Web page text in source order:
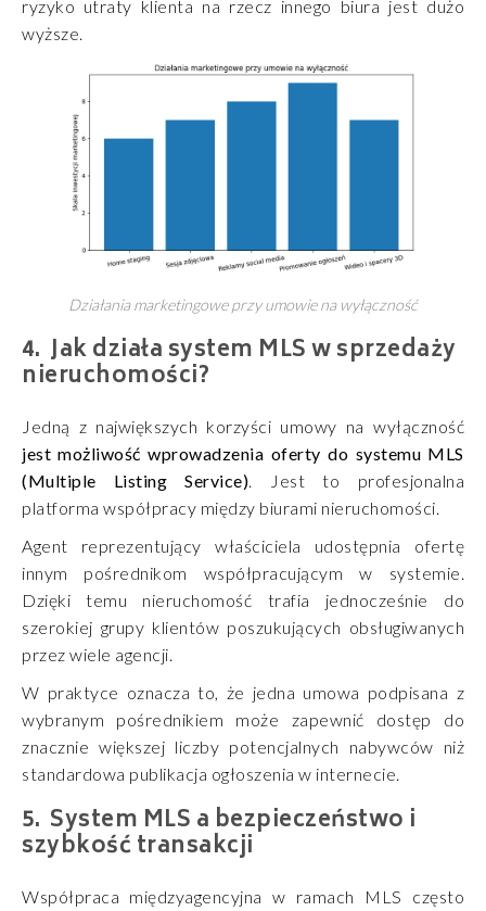
ryzyko utraty klienta na rzecz innego biura jest dużo
wyższe.
Działania marketingowe przy umowie na wyłączność
Jak działa system MLS w sprzedaży
nieruchomości?
Jedną z największych korzyści umowy na wyłączność
jest możliwość wprowadzenia oferty do systemu MLS
(Multiple Listing Service). Jest to profesjonalna
platforma współpracy między biurami nieruchomości.
Agent reprezentujący właściciela udostępnia ofertę
innym pośrednikom współpracującym w systemie.
Dzięki temu nieruchomość trafia jednocześnie do
szerokiej grupy klientów poszukujących obsługiwanych
przez wiele agencji.
W praktyce oznacza to, że jedna umowa podpisana z
wybranym pośrednikiem może zapewnić dostęp do
znacznie większej liczby potencjalnych nabywców niż
standardowa publikacja ogłoszenia w internecie.
System MLS a bezpieczeństwo i
szybkość transakcji
Współpraca międzyagencyjna w ramach MLS często